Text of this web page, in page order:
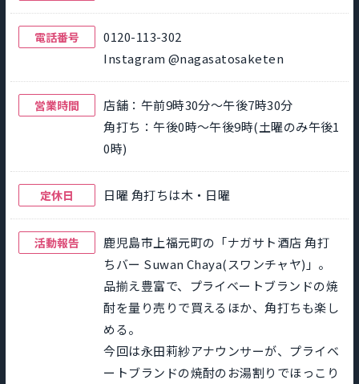
電話番号
0120-113-302
Instagram @nagasatosaketen
営業時間
店舗：午前9時30分～午後7時30分
角打ち：午後0時～午後9時(土曜のみ午後1
0時)
定休日 日曜 角打ちは木・日曜
活動報告
鹿児島市上福元町の「ナガサト酒店 角打
ちバー Suwan Chaya(スワンチャヤ)」。
品揃え豊富で、プライベートブランドの焼
酎を量り売りで買えるほか、角打ちも楽し
める。
今回は永田莉紗アナウンサーが、プライベ
ートブランドの焼酎のお湯割りでほっこり